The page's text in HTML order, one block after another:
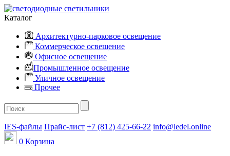
Каталог
Архитектурно-парковое освещение
Коммерческое освещение
Офисное освещение
Промышленное освещение
Уличное освещение
Прочее
IES-файлы Прайс-лист +7 (812) 425-66-22 info@ledel.online
0 Корзина